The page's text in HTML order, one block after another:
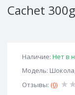
Cachet
Наличие: Нет в
Модель:
Отзывы: (0)